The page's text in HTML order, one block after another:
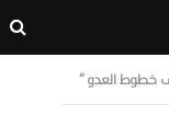
خطوط العدو “